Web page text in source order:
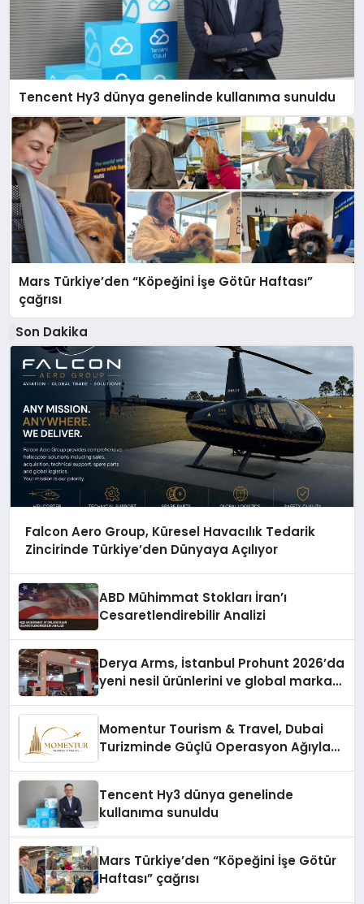
Tencent Hy3 dünya genelinde kullanıma sunuldu
Mars Türkiye’den “Köpeğini İşe Götür Haftası”
çağrısı
Son Dakika
Falcon Aero Group, Küresel Havacılık Tedarik
Zincirinde Türkiye’den Dünyaya Açılıyor
ABD Mühimmat Stokları İran’ı
Cesaretlendirebilir Analizi
Derya Arms, İstanbul Prohunt 2026’da
yeni nesil ürünlerini ve global marka
Momentur Tourism & Travel, Dubai
Turizminde Güçlü Operasyon Ağıyla
Tencent Hy3 dünya genelinde
kullanıma sunuldu
Mars Türkiye’den “Köpeğini İşe Götür
Haftası” çağrısı